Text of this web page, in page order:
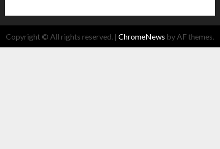
Copyright © All rights reserved. | ChromeNews by AF themes.